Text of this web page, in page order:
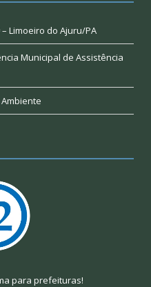
– Limoeiro do Ajuru/PA
Municipal de Assistência
para prefeituras!